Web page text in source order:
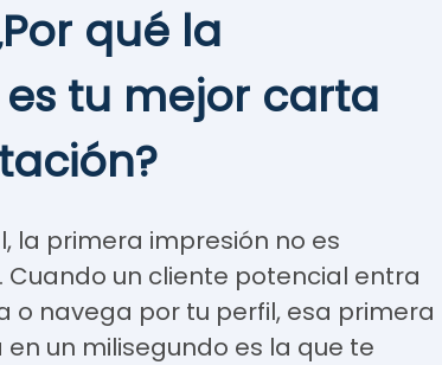
qué la
tu mejor carta
la primera impresión no es
Cuando un cliente potencial entra
o navega por tu perfil, esa primera
un milisegundo es la que te